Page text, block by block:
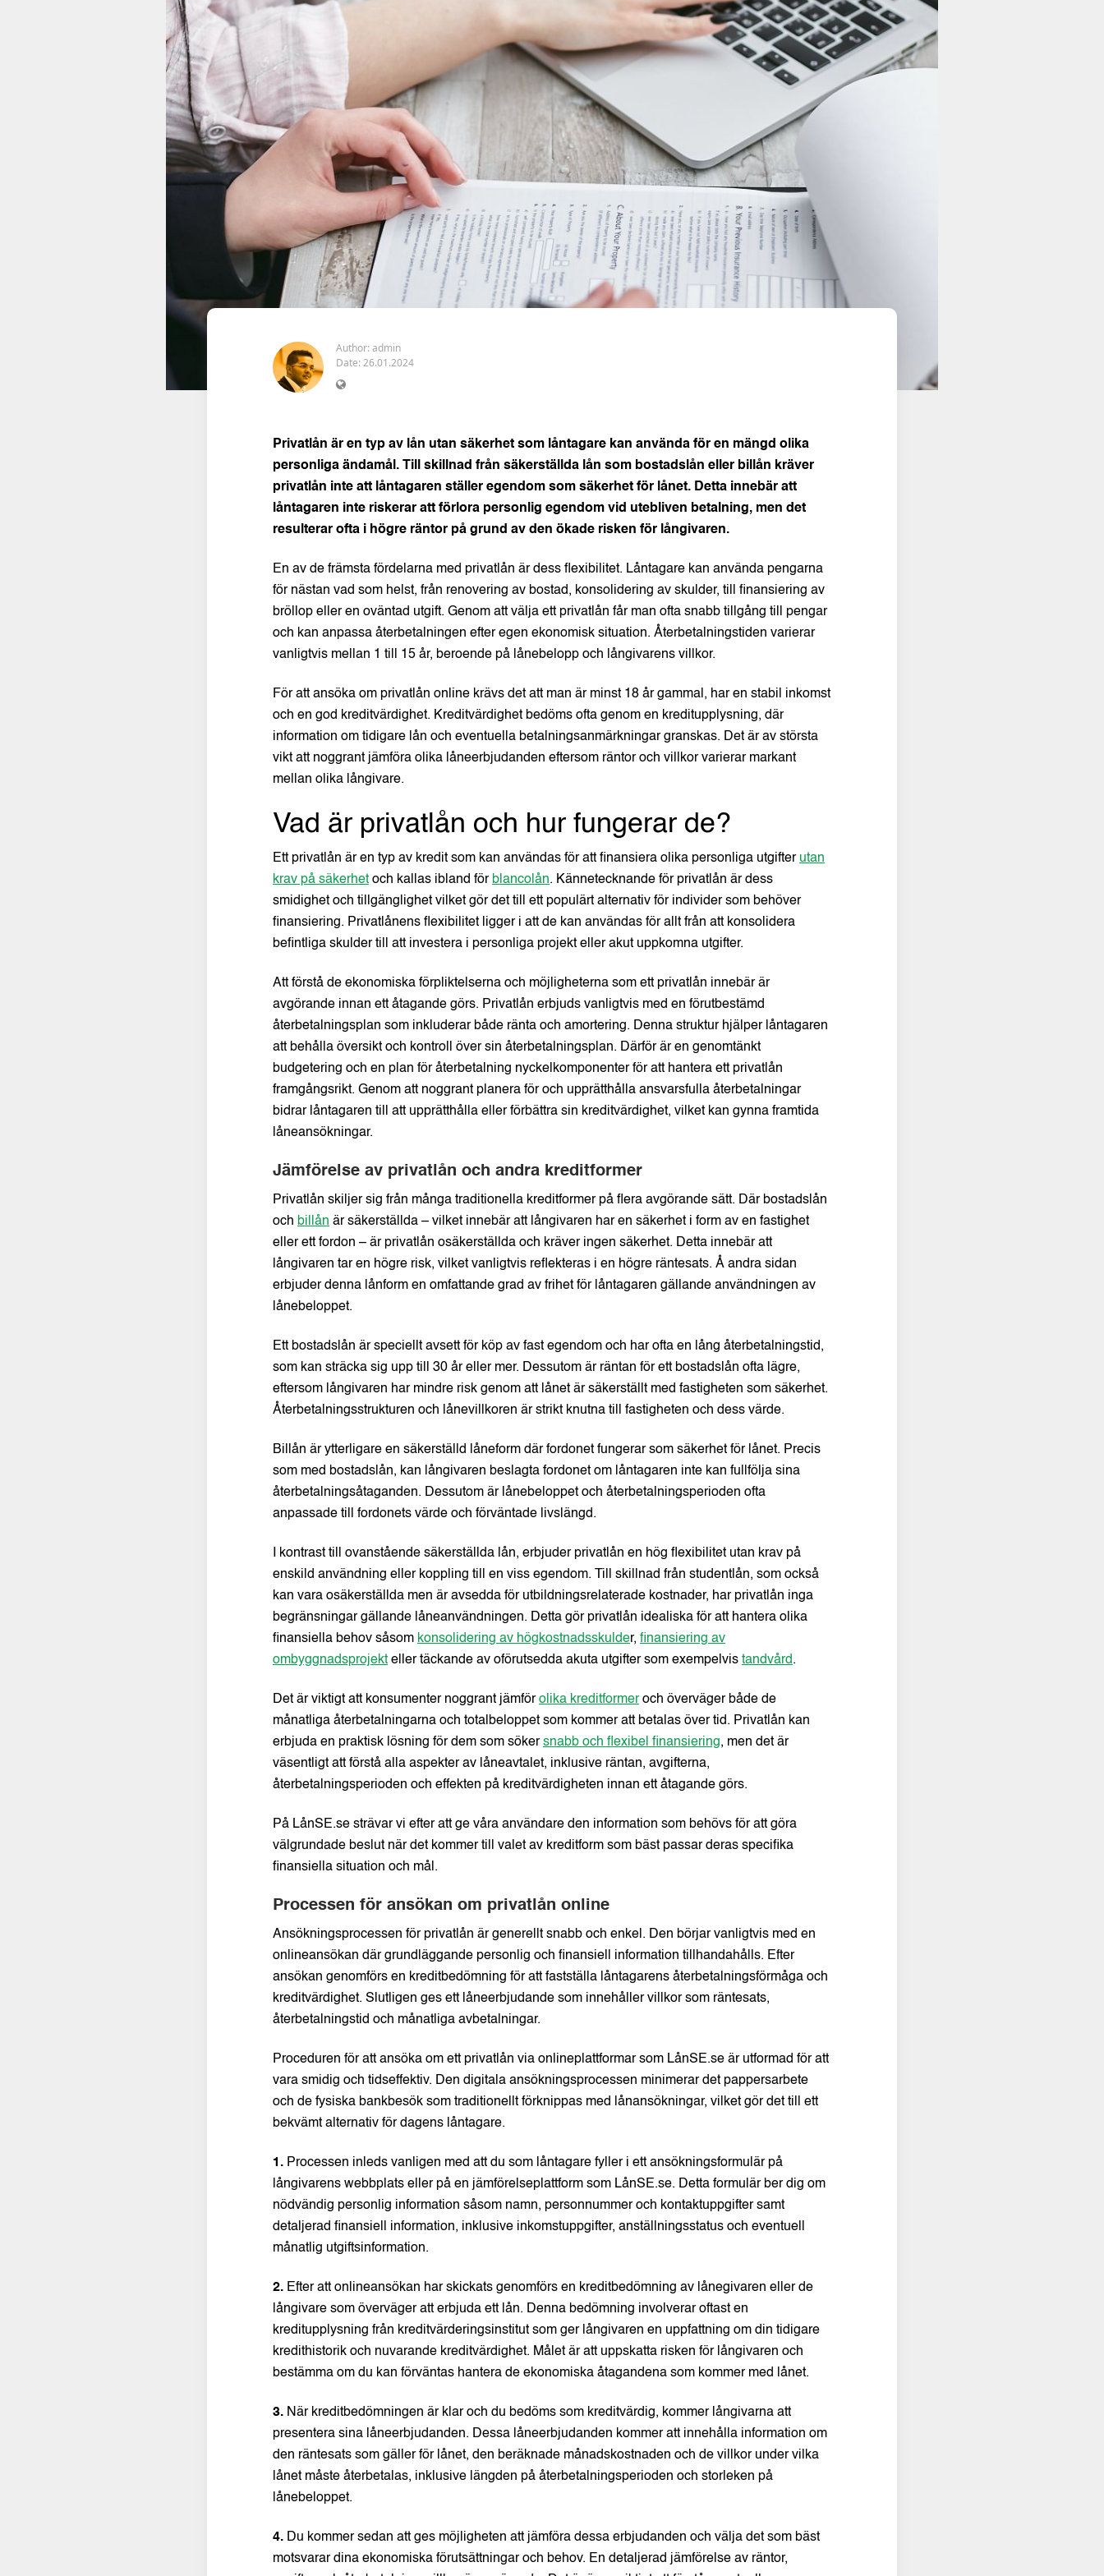
Author: admin
Date: 26.01.2024
Privatlån är en typ av lån utan säkerhet som låntagare kan använda för en mängd olika
personliga ändamål. Till skillnad från säkerställda lån som bostadslån eller billån kräver
privatlån inte att låntagaren ställer egendom som säkerhet för lånet. Detta innebär att
låntagaren inte riskerar att förlora personlig egendom vid utebliven betalning, men det
resulterar ofta i högre räntor på grund av den ökade risken för långivaren.
En av de främsta fördelarna med privatlån är dess flexibilitet. Låntagare kan använda pengarna
för nästan vad som helst, från renovering av bostad, konsolidering av skulder, till finansiering av
bröllop eller en oväntad utgift. Genom att välja ett privatlån får man ofta snabb tillgång till pengar
och kan anpassa återbetalningen efter egen ekonomisk situation. Återbetalningstiden varierar
vanligtvis mellan 1 till 15 år, beroende på lånebelopp och långivarens villkor.
För att ansöka om privatlån online krävs det att man är minst 18 år gammal, har en stabil inkomst
och en god kreditvärdighet. Kreditvärdighet bedöms ofta genom en kreditupplysning, där
information om tidigare lån och eventuella betalningsanmärkningar granskas. Det är av största
vikt att noggrant jämföra olika låneerbjudanden eftersom räntor och villkor varierar markant
mellan olika långivare.
Vad är privatlån och hur fungerar de?
Ett privatlån är en typ av kredit som kan användas för att finansiera olika personliga utgifter utan
krav på säkerhet och kallas ibland för blancolån. Kännetecknande för privatlån är dess
smidighet och tillgänglighet vilket gör det till ett populärt alternativ för individer som behöver
finansiering. Privatlånens flexibilitet ligger i att de kan användas för allt från att konsolidera
befintliga skulder till att investera i personliga projekt eller akut uppkomna utgifter.
Att förstå de ekonomiska förpliktelserna och möjligheterna som ett privatlån innebär är
avgörande innan ett åtagande görs. Privatlån erbjuds vanligtvis med en förutbestämd
återbetalningsplan som inkluderar både ränta och amortering. Denna struktur hjälper låntagaren
att behålla översikt och kontroll över sin återbetalningsplan. Därför är en genomtänkt
budgetering och en plan för återbetalning nyckelkomponenter för att hantera ett privatlån
framgångsrikt. Genom att noggrant planera för och upprätthålla ansvarsfulla återbetalningar
bidrar låntagaren till att upprätthålla eller förbättra sin kreditvärdighet, vilket kan gynna framtida
låneansökningar.
Jämförelse av privatlån och andra kreditformer
Privatlån skiljer sig från många traditionella kreditformer på flera avgörande sätt. Där bostadslån
och billån är säkerställda – vilket innebär att långivaren har en säkerhet i form av en fastighet
eller ett fordon – är privatlån osäkerställda och kräver ingen säkerhet. Detta innebär att
långivaren tar en högre risk, vilket vanligtvis reflekteras i en högre räntesats. Å andra sidan
erbjuder denna lånform en omfattande grad av frihet för låntagaren gällande användningen av
lånebeloppet.
Ett bostadslån är speciellt avsett för köp av fast egendom och har ofta en lång återbetalningstid,
som kan sträcka sig upp till 30 år eller mer. Dessutom är räntan för ett bostadslån ofta lägre,
eftersom långivaren har mindre risk genom att lånet är säkerställt med fastigheten som säkerhet.
Återbetalningsstrukturen och lånevillkoren är strikt knutna till fastigheten och dess värde.
Billån är ytterligare en säkerställd låneform där fordonet fungerar som säkerhet för lånet. Precis
som med bostadslån, kan långivaren beslagta fordonet om låntagaren inte kan fullfölja sina
återbetalningsåtaganden. Dessutom är lånebeloppet och återbetalningsperioden ofta
anpassade till fordonets värde och förväntade livslängd.
I kontrast till ovanstående säkerställda lån, erbjuder privatlån en hög flexibilitet utan krav på
enskild användning eller koppling till en viss egendom. Till skillnad från studentlån, som också
kan vara osäkerställda men är avsedda för utbildningsrelaterade kostnader, har privatlån inga
begränsningar gällande låneanvändningen. Detta gör privatlån idealiska för att hantera olika
finansiella behov såsom konsolidering av högkostnadsskulder, finansiering av
ombyggnadsprojekt eller täckande av oförutsedda akuta utgifter som exempelvis tandvård.
Det är viktigt att konsumenter noggrant jämförolika kreditformeroch överväger både de
månatliga återbetalningarna och totalbeloppet som kommer att betalas över tid. Privatlån kan
erbjuda en praktisk lösning för dem som sökersnabb och flexibel finansiering, men det är
väsentligt att förstå alla aspekter av låneavtalet, inklusive räntan, avgifterna,
återbetalningsperioden och effekten på kreditvärdigheten innan ett åtagande görs.
På LånSE.se strävar vi efter att ge våra användare den information som behövs för att göra
välgrundade beslut när det kommer till valet av kreditform som bäst passar deras specifika
finansiella situation och mål.
Processen för ansökan om privatlån online
Ansökningsprocessen för privatlån är generellt snabb och enkel. Den börjar vanligtvis med en
onlineansökan där grundläggande personlig och finansiell information tillhandahålls. Efter
ansökan genomförs en kreditbedömning för att fastställa låntagarens återbetalningsförmåga och
kreditvärdighet. Slutligen ges ett låneerbjudande som innehåller villkor som räntesats,
återbetalningstid och månatliga avbetalningar.
Proceduren för att ansöka om ett privatlån via onlineplattformar som LånSE.se är utformad för att
vara smidig och tidseffektiv. Den digitala ansökningsprocessen minimerar det pappersarbete
och de fysiska bankbesök som traditionellt förknippas med lånansökningar, vilket gör det till ett
bekvämt alternativ för dagens låntagare.
1. Processen inleds vanligen med att du som låntagare fyller i ett ansökningsformulär på
långivarens webbplats eller på en jämförelseplattform som LånSE.se. Detta formulär ber dig om
nödvändig personlig information såsom namn, personnummer och kontaktuppgifter samt
detaljerad finansiell information, inklusive inkomstuppgifter, anställningsstatus och eventuell
månatlig utgiftsinformation.
2. Efter att onlineansökan har skickats genomförs en kreditbedömning av lånegivaren eller de
långivare som överväger att erbjuda ett lån. Denna bedömning involverar oftast en
kreditupplysning från kreditvärderingsinstitut som ger långivaren en uppfattning om din tidigare
kredithistorik och nuvarande kreditvärdighet. Målet är att uppskatta risken för långivaren och
bestämma om du kan förväntas hantera de ekonomiska åtagandena som kommer med lånet.
3. När kreditbedömningen är klar och du bedöms som kreditvärdig, kommer långivarna att
presentera sina låneerbjudanden. Dessa låneerbjudanden kommer att innehålla information om
den räntesats som gäller för lånet, den beräknade månadskostnaden och de villkor under vilka
lånet måste återbetalas, inklusive längden på återbetalningsperioden och storleken på
lånebeloppet.
4. Du kommer sedan att ges möjligheten att jämföra dessa erbjudanden och välja det som bäst
motsvarar dina ekonomiska förutsättningar och behov. En detaljerad jämförelse av räntor,